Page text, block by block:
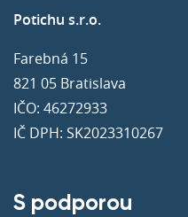
Potichu s.r.o.
Farebná 15
821 05 Bratislava
IČO: 46272933
IČ DPH: SK2023310267
S podporou